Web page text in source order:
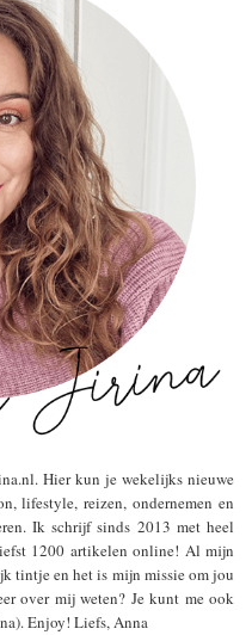
Hier kun je wekelijks nieuwe
lifestyle, reizen, ondernemen en
Ik schrijf sinds 2013 met heel
1200 artikelen online! Al mijn
tintje en het is mijn missie om jou
over mij weten? Je kunt me ook
Enjoy! Liefs, Anna